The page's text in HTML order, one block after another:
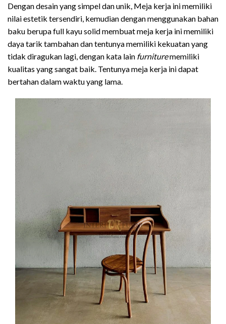
Dengan desain yang simpel dan unik, Meja kerja ini memiliki
nilai estetik tersendiri, kemudian dengan menggunakan bahan
baku berupa full kayu solid membuat meja kerja ini memiliki
daya tarik tambahan dan tentunya memiliki kekuatan yang
tidak diragukan lagi, dengan kata lain furniturememiliki
kualitas yang sangat baik. Tentunya meja kerja ini dapat
bertahan dalam waktu yang lama.